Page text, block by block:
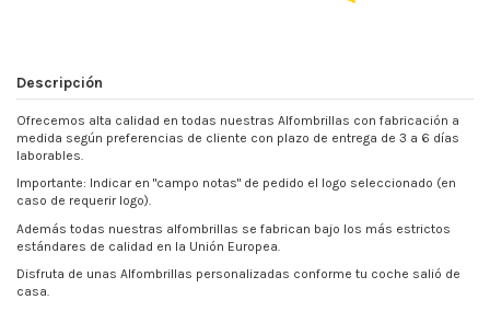
Descripción
Ofrecemos alta calidad en todas nuestras Alfombrillas con fabricación a
medida según preferencias de cliente con plazo de entrega de 3 a 6 días
laborables.
Importante: Indicar en "campo notas" de pedido el logo seleccionado (en
caso de requerir logo).
Además todas nuestras alfombrillas se fabrican bajo los más estrictos
estándares de calidad en la Unión Europea.
Disfruta de unas Alfombrillas personalizadas conforme tu coche salió de
casa.